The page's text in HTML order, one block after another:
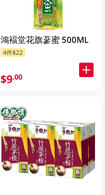
鴻褔堂花旗蔘蜜 500ML
4件$22
$9.00